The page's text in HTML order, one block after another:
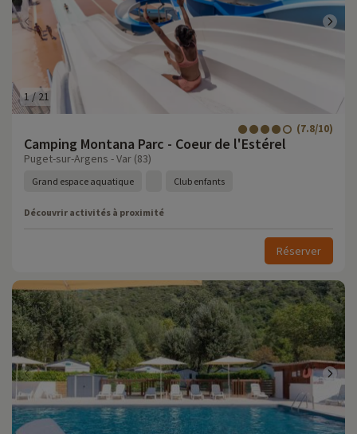
1/21
Camping Montana Parc - Coeur de l'Estérel
(7.8/10)
Puget-sur-Argens - Var (83)
Grand espace aquatique Club enfants
Découvrir activités à proximité
Réserver